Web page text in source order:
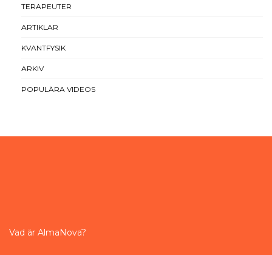
TERAPEUTER
ARTIKLAR
KVANTFYSIK
ARKIV
POPULÄRA VIDEOS
Vad är AlmaNova?